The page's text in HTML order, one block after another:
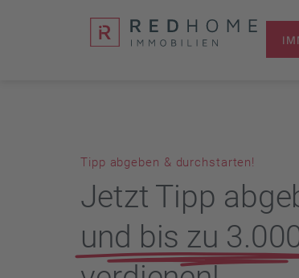
Tipp abgeben & durchstarten!
Jetzt Tipp
und bis zu